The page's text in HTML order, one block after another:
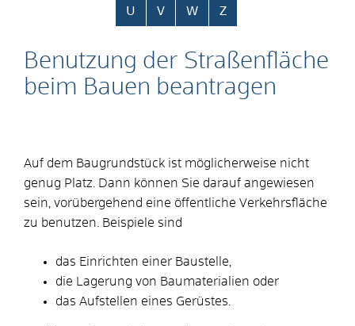
U V W Z
Benutzung der Straßenfläche
beim Bauen beantragen
Auf dem Baugrundstück ist möglicherweise nicht
genug Platz. Dann können Sie darauf angewiesen
sein, vorübergehend eine öffentliche Verkehrsfläche
zu benutzen. Beispiele sind
das Einrichten einer Baustelle,
die Lagerung von Baumaterialien oder
das Aufstellen eines Gerüstes.